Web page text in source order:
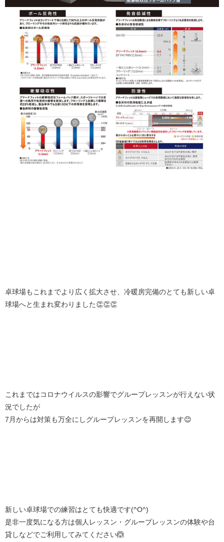
卓球場もこれまでより広く拡大させ、冷暖房完備のとても新しい卓
球場へと生まれ変わりました👏👏👏
これまではコロナウイルスの影響でグループレッスンが行えない状
況でしたが
7月からは対策も万全にしグループレッスンを再開します😊
新しい卓球場での練習はとても快適です(^O^)
是非一度気になる方は個人レッスン・グループレッスンの体験や台
貸しなどでご利用してみてください🙆